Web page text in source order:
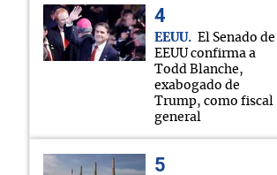
EEUU
El Senado de
EEUU confirma a
Todd Blanche,
exabogado de
Trump, como fiscal
general